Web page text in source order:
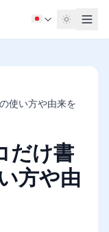
使い方や由来を
だけ書
方や由